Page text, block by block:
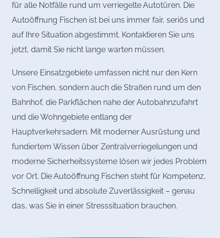
für alle Notfälle rund um verriegelte Autotüren. Die
Autoöffnung Fischen ist bei uns immer fair, seriös und
auf Ihre Situation abgestimmt. Kontaktieren Sie uns
jetzt, damit Sie nicht lange warten müssen.
Unsere Einsatzgebiete umfassen nicht nur den Kern
von Fischen, sondern auch die Straßen rund um den
Bahnhof, die Parkflächen nahe der Autobahnzufahrt
und die Wohngebiete entlang der
Hauptverkehrsadern. Mit moderner Ausrüstung und
fundiertem Wissen über Zentralverriegelungen und
moderne Sicherheitssysteme lösen wir jedes Problem
vor Ort. Die Autoöffnung Fischen steht für Kompetenz,
Schnelligkeit und absolute Zuverlässigkeit – genau
das, was Sie in einer Stresssituation brauchen.